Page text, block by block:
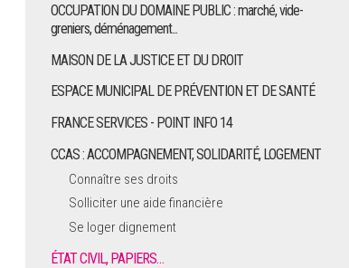
OCCUPATION DU DOMAINE PUBLIC : marché, vide-
greniers, déménagement...
MAISON DE LA JUSTICE ET DU DROIT
ESPACE MUNICIPAL DE PRÉVENTION ET DE SANTÉ
FRANCE SERVICES - POINT INFO 14
CCAS : ACCOMPAGNEMENT, SOLIDARITÉ, LOGEMENT
Connaître ses droits
Solliciter une aide financière
Se loger dignement
ÉTAT CIVIL, PAPIERS…